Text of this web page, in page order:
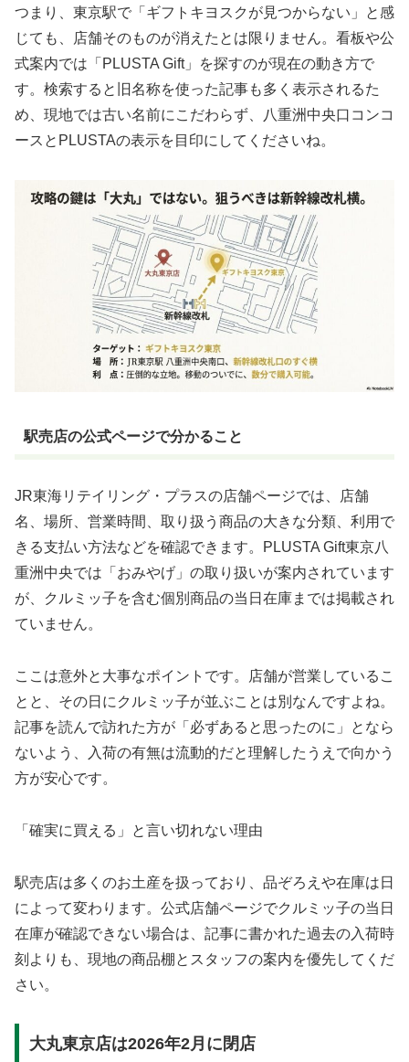
つまり、東京駅で「ギフトキヨスクが見つからない」と感
じても、店舗そのものが消えたとは限りません。看板や公
式案内では「PLUSTA Gift」を探すのが現在の動き方で
す。検索すると旧名称を使った記事も多く表示されるた
め、現地では古い名前にこだわらず、八重洲中央口コンコ
ースとPLUSTAの表示を目印にしてくださいね。
駅売店の公式ページで分かること
JR東海リテイリング・プラスの店舗ページでは、店舗
名、場所、営業時間、取り扱う商品の大きな分類、利用で
きる支払い方法などを確認できます。PLUSTA Gift東京八
重洲中央では「おみやげ」の取り扱いが案内されています
が、クルミッ子を含む個別商品の当日在庫までは掲載され
ていません。
ここは意外と大事なポイントです。店舗が営業しているこ
とと、その日にクルミッ子が並ぶことは別なんですよね。
記事を読んで訪れた方が「必ずあると思ったのに」となら
ないよう、入荷の有無は流動的だと理解したうえで向かう
方が安心です。
「確実に買える」と言い切れない理由
駅売店は多くのお土産を扱っており、品ぞろえや在庫は日
によって変わります。公式店舗ページでクルミッ子の当日
在庫が確認できない場合は、記事に書かれた過去の入荷時
刻よりも、現地の商品棚とスタッフの案内を優先してくだ
さい。
大丸東京店は2026年2月に閉店